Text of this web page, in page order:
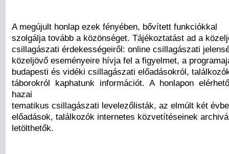
A megújult honlap ezek fényében, bővített funkciókkal
szolgálja tovább a közönséget. Tájékoztatást ad a
csillagászati érdekességeiről: online csillagászati
közeljövő eseményeire hívja fel a figyelmet, a
budapesti és vidéki csillagászati előadásokról,
táborokról kaphatunk információt. A honlapon
hazai
tematikus csillagászati levelezőlisták, az elmúlt két
előadások, találkozók internetes közvetítéseinek
letölthetők.